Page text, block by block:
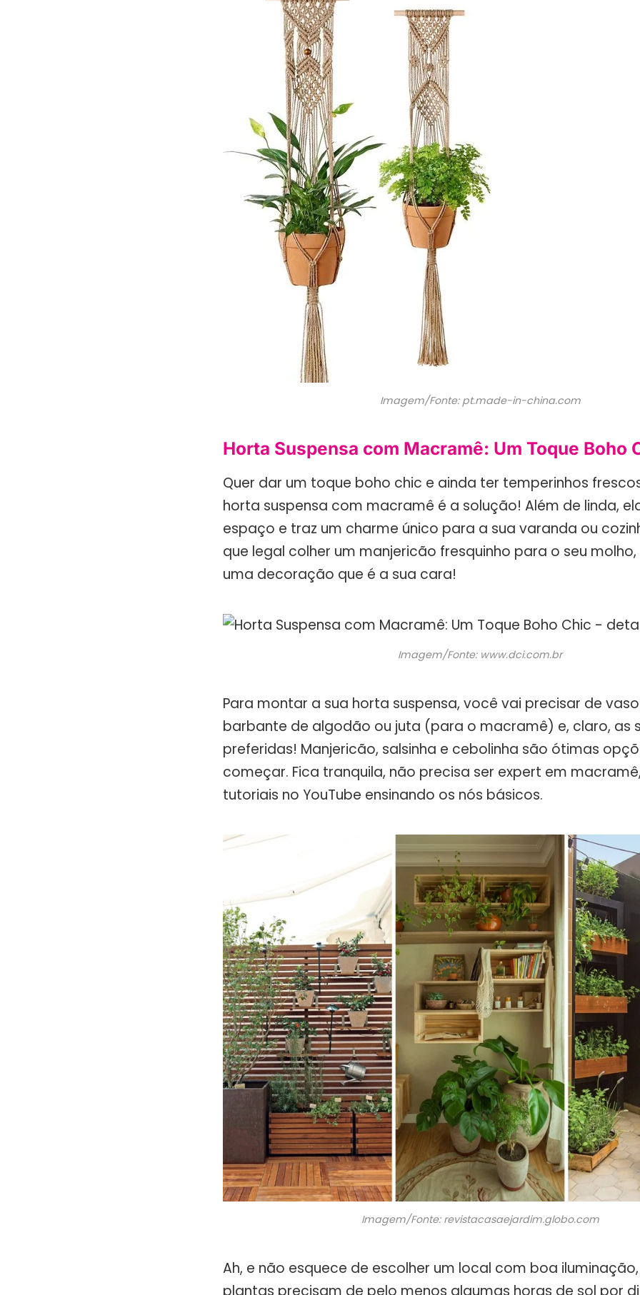
Imagem/Fonte: pt.made-in-china.com
Horta Suspensa com Macramê: Um Toque Boho
Quer dar um toque boho chic e ainda ter temperinhos
horta suspensa com macramê é a solução! Além de linda,
espaço e traz um charme único para a sua varanda ou
que legal colher um manjericão fresquinho para o seu
uma decoração que é a sua cara!
Imagem/Fonte: www.dci.com.br
Para montar a sua horta suspensa, você vai precisar de
barbante de algodão ou juta (para o macramê) e, claro, as
preferidas! Manjericão, salsinha e cebolinha são ótimas
começar. Fica tranquila, não precisa ser expert em
tutoriais no YouTube ensinando os nós básicos.
Imagem/Fonte: revistacasaejardim.globo.com
Ah, e não esquece de escolher um local com boa iluminação,
plantas precisam de pelo menos algumas horas de sol por